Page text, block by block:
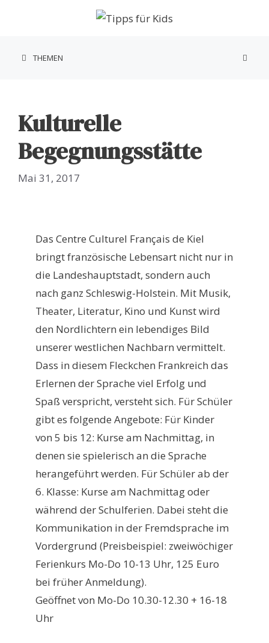
THEMEN
Kulturelle
Begegnungsstätte
Mai 31, 2017
Das Centre Culturel Français de Kiel
bringt französische Lebensart nicht nur in
die Landeshauptstadt, sondern auch
nach ganz Schleswig-Holstein. Mit Musik,
Theater, Literatur, Kino und Kunst wird
den Nordlichtern ein lebendiges Bild
unserer westlichen Nachbarn vermittelt.
Dass in diesem Fleckchen Frankreich das
Erlernen der Sprache viel Erfolg und
Spaß verspricht, versteht sich. Für Schüler
gibt es folgende Angebote: Für Kinder
von 5 bis 12: Kurse am Nachmittag, in
denen sie spielerisch an die Sprache
herangeführt werden. Für Schüler ab der
6. Klasse: Kurse am Nachmittag oder
während der Schulferien. Dabei steht die
Kommunikation in der Fremdsprache im
Vordergrund (Preisbeispiel: zweiwöchiger
Ferienkurs Mo-Do 10-13 Uhr, 125 Euro
bei früher Anmeldung).
Geöffnet von Mo-Do 10.30-12.30 + 16-18
Uhr